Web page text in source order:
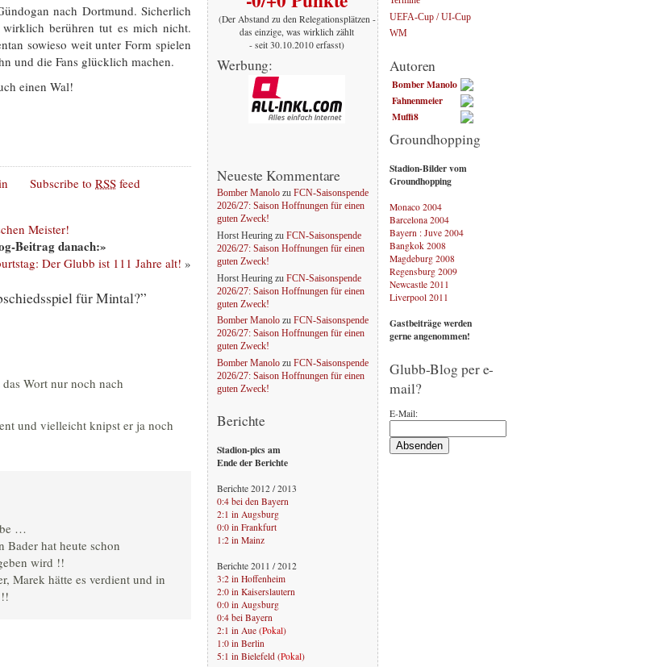
nach Dortmund. Sicherlich
berühren tut es mich nicht.
sowieso weit unter Form spielen
und die Fans glücklich machen.
einen Wal!
Subscribe to RSS feed
Meister!
Beitrag danach:»
Der Glubb ist 111 Jahre alt! »
für Mintal?”
Wort nur noch nach
und vielleicht knipst er ja noch
…
Bader hat heute schon
wird !!
Marek hätte es verdient und in
(Der Abstand zu den Relegationsplätzen -
das einzige, was wirklich zählt
- seit 30.10.2010 erfasst)
Werbung:
Neueste Kommentare
Bomber Manolo zu FCN-Saisonspende
2026/27: Saison Hoffnungen für einen
guten Zweck!
Horst Heuring zu FCN-Saisonspende
2026/27: Saison Hoffnungen für einen
guten Zweck!
Horst Heuring zu FCN-Saisonspende
2026/27: Saison Hoffnungen für einen
guten Zweck!
Bomber Manolo zu FCN-Saisonspende
2026/27: Saison Hoffnungen für einen
guten Zweck!
Bomber Manolo zu FCN-Saisonspende
2026/27: Saison Hoffnungen für einen
guten Zweck!
Berichte
Stadion-pics am
Ende der Berichte
Berichte 2012 / 2013
0:4 bei den Bayern
2:1 in Augsburg
0:0 in Frankfurt
1:2 in Mainz
Berichte 2011 / 2012
3:2 in Hoffenheim
2:0 in Kaiserslautern
0:0 in Augsburg
0:4 bei Bayern
2:1 in Aue (Pokal)
1:0 in Berlin
5:1 in Bielefeld (Pokal)
UEFA-Cup / UI-Cup
WM
Autoren
Bomber Manolo
Fahnenmeier
Muffi8
Groundhopping
Stadion-Bilder vom
Groundhopping
Monaco 2004
Barcelona 2004
Bayern : Juve 2004
Bangkok 2008
Magdeburg 2008
Regensburg 2009
Newcastle 2011
Liverpool 2011
Gastbeiträge werden
gerne angenommen!
Glubb-Blog per e-
mail?
E-Mail: